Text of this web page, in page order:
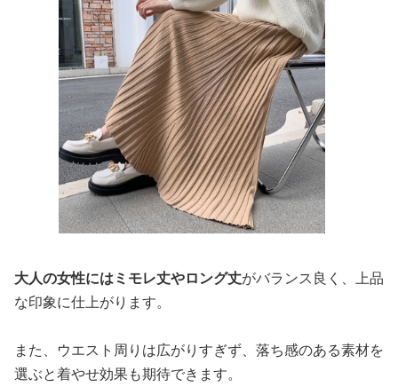
大人の女性にはミモレ丈やロング丈がバランス良く、上品
な印象に仕上がります。
また、ウエスト周りは広がりすぎず、落ち感のある素材を
選ぶと着やせ効果も期待できます。